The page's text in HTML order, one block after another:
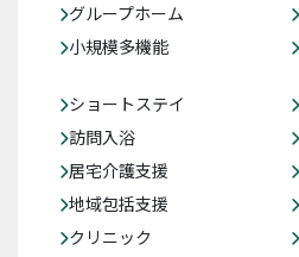
グループホーム
小規模多機能
ショートステイ
訪問入浴
居宅介護支援
地域包括支援
クリニック